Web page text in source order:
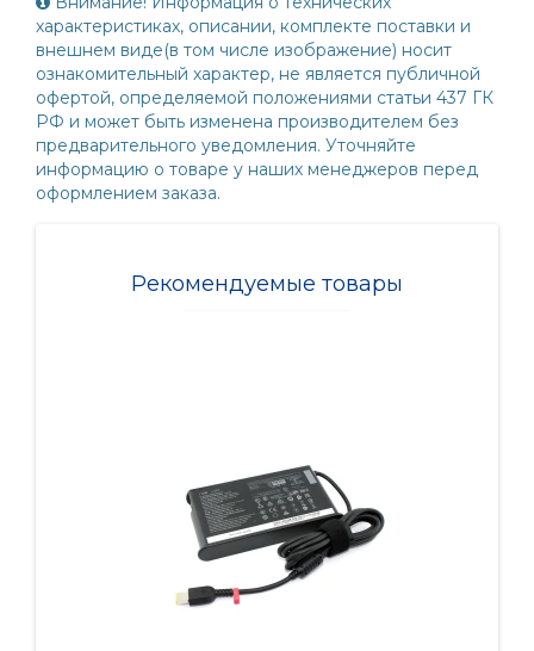
характеристиках, описании, комплекте поставки и
внешнем виде(в том числе изображение) носит
ознакомительный характер, не является публичной
офертой, определяемой положениями статьи 437 ГК
РФ и может быть изменена производителем без
предварительного уведомления. Уточняйте
информацию о товаре у наших менеджеров перед
оформлением заказа.
Рекомендуемые товары